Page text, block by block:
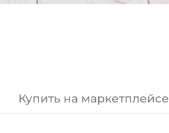
Купить на маркетплейсе